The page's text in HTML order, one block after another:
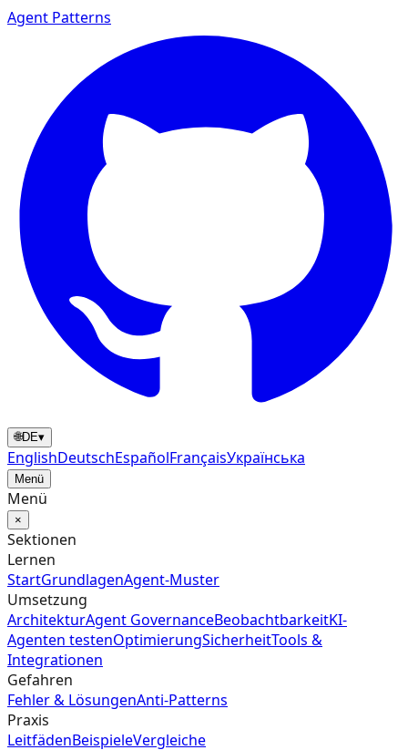
Agent Patterns
🌐DE▾
EnglishDeutschEspañolFrançaisУкраїнська
Menü
Menü
×
Sektionen
Lernen
StartGrundlagenAgent‑Muster
Umsetzung
ArchitekturAgent GovernanceBeobachtbarkeitKI-
Agenten testenOptimierungSicherheitTools &
Integrationen
Gefahren
Fehler & LösungenAnti-Patterns
Praxis
LeitfädenBeispieleVergleiche